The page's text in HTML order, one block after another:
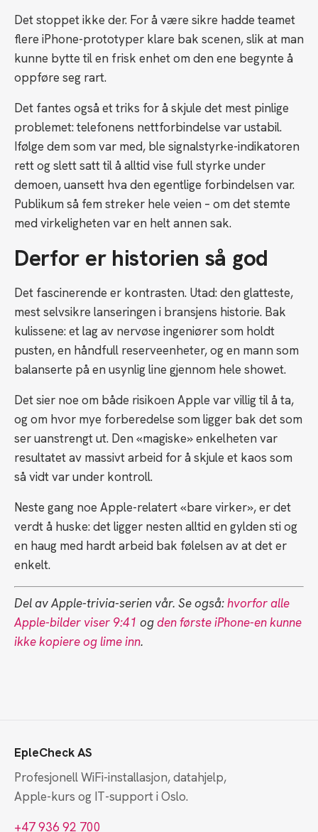
Det stoppet ikke der. For å være sikre hadde teamet
flere iPhone-prototyper klare bak scenen, slik at man
kunne bytte til en frisk enhet om den ene begynte å
oppføre seg rart.
Det fantes også et triks for å skjule det mest pinlige
problemet: telefonens nettforbindelse var ustabil.
Ifølge dem som var med, ble signalstyrke-indikatoren
rett og slett satt til å alltid vise full styrke under
demoen, uansett hva den egentlige forbindelsen var.
Publikum så fem streker hele veien – om det stemte
med virkeligheten var en helt annen sak.
Derfor er historien så god
Det fascinerende er kontrasten. Utad: den glatteste,
mest selvsikre lanseringen i bransjens historie. Bak
kulissene: et lag av nervøse ingeniører som holdt
pusten, en håndfull reserveenheter, og en mann som
balanserte på en usynlig line gjennom hele showet.
Det sier noe om både risikoen Apple var villig til å ta,
og om hvor mye forberedelse som ligger bak det som
ser uanstrengt ut. Den «magiske» enkelheten var
resultatet av massivt arbeid for å skjule et kaos som
så vidt var under kontroll.
Neste gang noe Apple-relatert «bare virker», er det
verdt å huske: det ligger nesten alltid en gylden sti og
en haug med hardt arbeid bak følelsen av at det er
enkelt.
Del av Apple-trivia-serien vår. Se også:hvorfor alle
Apple-bilder viser 9:41 ogden første iPhone-en kunne
ikke kopiere og lime inn.
EpleCheck AS
Profesjonell WiFi-installasjon, datahjelp,
Apple-kurs og IT-support i Oslo.
+47 936 92 700